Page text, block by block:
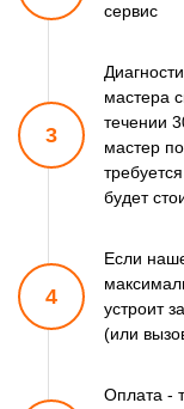
сервис
3
мастера
течении
мастер
будет
4
Если
устроит
(или
Оплата -